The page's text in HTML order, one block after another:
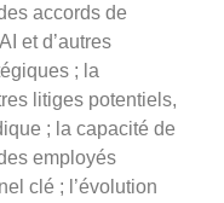
accords de
et d’autres
; la
litiges potentiels,
; la capacité de
employés
clé ; l’évolution